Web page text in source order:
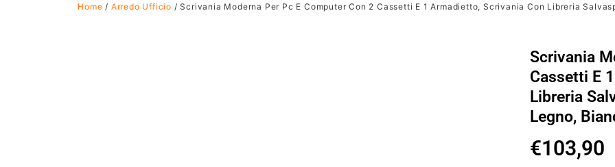
Home / Arredo Ufficio / Scrivania Moderna Per Pc E Computer Con 2 Cassetti E 1 Armadietto, Scrivania Con Libreria
Scrivania
Cassetti E
Libreria
Legno,
€103,90